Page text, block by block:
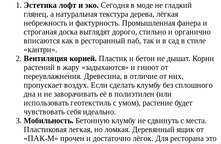
Эстетика лофт и эко. Сегодня в моде не гладкий
глянец, а натуральная текстура дерева, лёгкая
небрежность и фактурность. Промышленная фанера и
строганая доска выглядят дорого, стильно и органично
вписаются как в ресторанный паб, так и в сад в стиле
«кантри».
Вентиляция корней. Пластик и бетон не дышат. Корни
растений в жару «задыхаются» и гниют от
переувлажнения. Древесина, в отличие от них,
пропускает воздух. Если сделать клумбу без сплошного
дна и не заворачивать её в полиэтилен (или
использовать геотекстиль с умом), растение будет
чувствовать себя идеально.
Мобильность. Бетонную клумбу не сдвинуть с места.
Пластиковая легкая, но ломкая. Деревянный ящик от
«ПАК-М» прочен и достаточно лёгок. Для ресторана это